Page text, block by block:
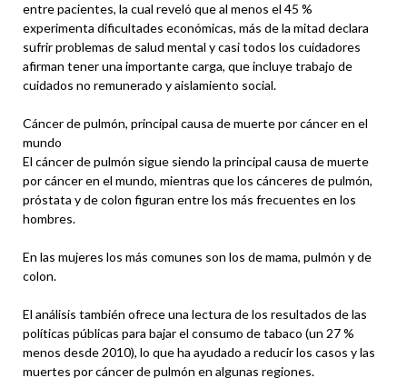
entre pacientes, la cual reveló que al menos el 45 %
experimenta dificultades económicas, más de la mitad declara
sufrir problemas de salud mental y casi todos los cuidadores
afirman tener una importante carga, que incluye trabajo de
cuidados no remunerado y aislamiento social.
Cáncer de pulmón, principal causa de muerte por cáncer en el
mundo
El cáncer de pulmón sigue siendo la principal causa de muerte
por cáncer en el mundo, mientras que los cánceres de pulmón,
próstata y de colon figuran entre los más frecuentes en los
hombres.
En las mujeres los más comunes son los de mama, pulmón y de
colon.
El análisis también ofrece una lectura de los resultados de las
políticas públicas para bajar el consumo de tabaco (un 27 %
menos desde 2010), lo que ha ayudado a reducir los casos y las
muertes por cáncer de pulmón en algunas regiones.